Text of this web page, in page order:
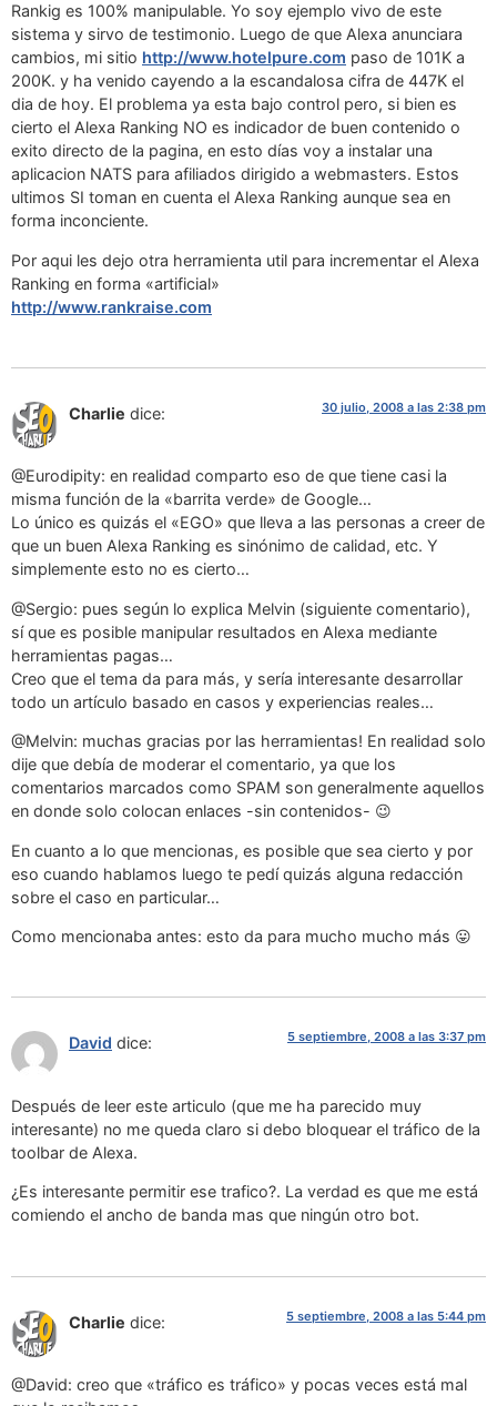
Rankig es 100% manipulable. Yo soy ejemplo vivo de este
sistema y sirvo de testimonio. Luego de que Alexa anunciara
cambios, mi sitio http://www.hotelpure.com paso de 101K a
200K. y ha venido cayendo a la escandalosa cifra de 447K el
dia de hoy. El problema ya esta bajo control pero, si bien es
cierto el Alexa Ranking NO es indicador de buen contenido o
exito directo de la pagina, en esto días voy a instalar una
aplicacion NATS para afiliados dirigido a webmasters. Estos
ultimos SI toman en cuenta el Alexa Ranking aunque sea en
forma inconciente.
Por aqui les dejo otra herramienta util para incrementar el Alexa
Ranking en forma «artificial»
http://www.rankraise.com
Charlie dice: 30 julio, 2008 a las 2:38 pm
@Eurodipity: en realidad comparto eso de que tiene casi la
misma función de la «barrita verde» de Google…
Lo único es quizás el «EGO» que lleva a las personas a creer de
que un buen Alexa Ranking es sinónimo de calidad, etc. Y
simplemente esto no es cierto…
@Sergio: pues según lo explica Melvin (siguiente comentario),
sí que es posible manipular resultados en Alexa mediante
herramientas pagas…
Creo que el tema da para más, y sería interesante desarrollar
todo un artículo basado en casos y experiencias reales…
@Melvin: muchas gracias por las herramientas! En realidad solo
dije que debía de moderar el comentario, ya que los
comentarios marcados como SPAM son generalmente aquellos
en donde solo colocan enlaces -sin contenidos- 😉
En cuanto a lo que mencionas, es posible que sea cierto y por
eso cuando hablamos luego te pedí quizás alguna redacción
sobre el caso en particular…
Como mencionaba antes: esto da para mucho mucho más 😛
David dice: 5 septiembre, 2008 a las 3:37 pm
Después de leer este articulo (que me ha parecido muy
interesante) no me queda claro si debo bloquear el tráfico de la
toolbar de Alexa.
¿Es interesante permitir ese trafico?. La verdad es que me está
comiendo el ancho de banda mas que ningún otro bot.
Charlie dice: 5 septiembre, 2008 a las 5:44 pm
@David: creo que «tráfico es tráfico» y pocas veces está mal